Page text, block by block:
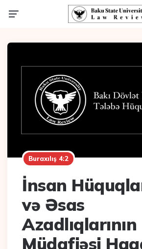
Buraxılış 4:2
İnsan
və Əsas
Azadlıqlarının
Müdafiəsi